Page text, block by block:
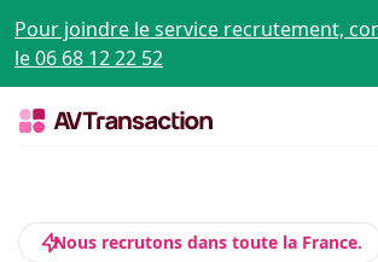
Pour joindre le service recrutement,
le 06 68 12 22 52
Nous recrutons dans toute la France.